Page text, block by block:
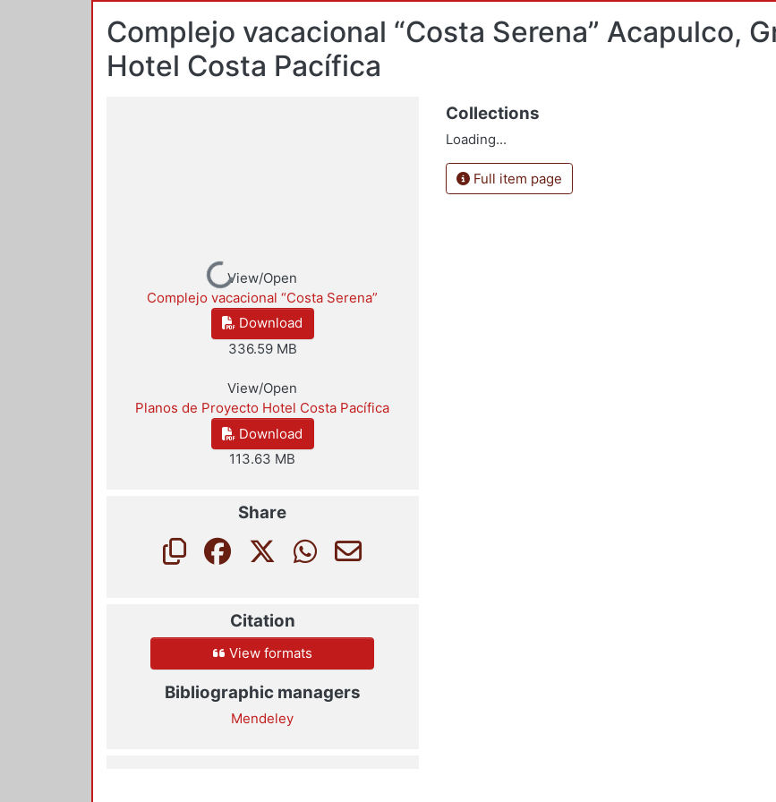
Complejo vacacional “Costa Serena” Acapulco,
Hotel Costa Pacífica
Loading...
View/Open
Complejo vacacional “Costa Serena”
Download
336.59 MB
View/Open
Planos de Proyecto Hotel Costa Pacífica
Download
113.63 MB
Share
Citation
View formats
Bibliographic managers
Mendeley
Collections
Loading...
Full item page